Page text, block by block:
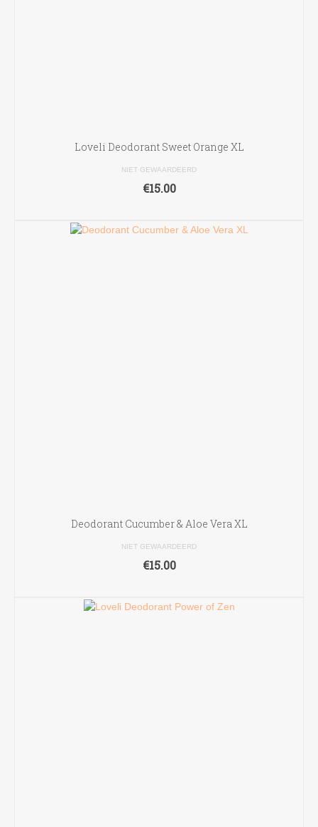
Loveli Deodorant Sweet Orange XL
NIET GEWAARDEERD
€15.00
Deodorant Cucumber & Aloe Vera XL
NIET GEWAARDEERD
€15.00